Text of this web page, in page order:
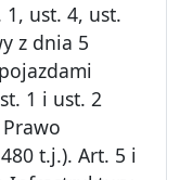
ust. 4, ust.
z dnia 5
1 i ust. 2
t.j.). Art. 5 i